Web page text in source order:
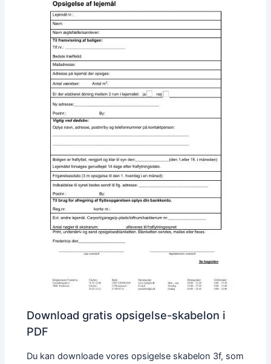
Download gratis opsigelse-skabelon i
PDF
Du kan downloade vores opsigelse skabelon 3f, som